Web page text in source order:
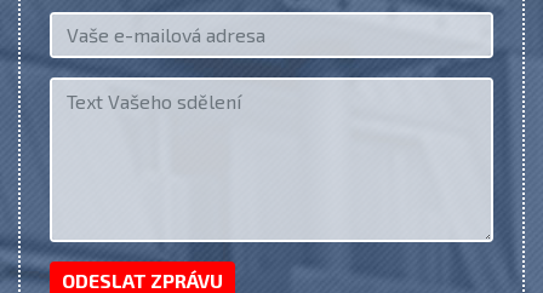
ODESLAT ZPRÁVU